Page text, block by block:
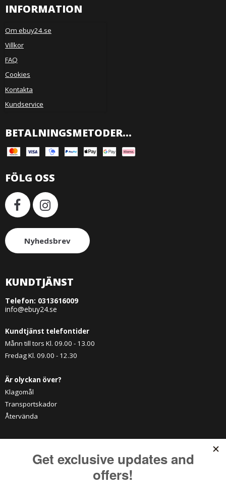
INFORMATION
Om ebuy24.se
Villkor
FAQ
Cookies
Kontakta
Kundservice
BETALNINGSMETODER...
FÖLG OSS
Nyhedsbrev
KUNDTJÄNST
Telefon: 0313616009
info@ebuy24.se
Kundtjänst telefontider
Månn till tors Kl. 09.00 - 13.00
Fredag Kl. 09.00 - 12.30
Är olyckan över?
Klagomål
Transportskador
Återvända
KATEGORIER
Vitrinskåp